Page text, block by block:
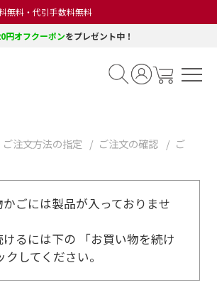
無料・代引手数料無料
円オフクーポンをプレゼント中！
ご注文方法の指定 ご注文の確認
ご
ごには製品が入っておりませ
るには下の 「お買い物を続け
してください。